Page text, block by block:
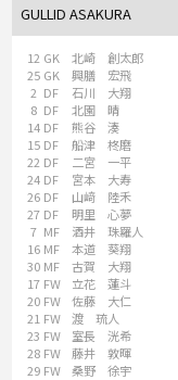
GULLID ASAKURA
12 GK
北崎 創太郎
25 GK
興膳 宏飛
2 DF
石川 大翔
8 DF
北園 晴
14 DF
熊谷 湊
15 DF
船津 柊磨
22 DF
二宮 一平
24 DF
宮本 大寿
26 DF
山﨑 陸禾
27 DF
明里 心夢
7 MF
酒井 珠羅人
16 MF
本道 葵翔
30 MF
古賀 大翔
17 FW
立花 蓮斗
20 FW
佐藤 大仁
21 FW
渡 琉人
23 FW
室長 洸希
28 FW
藤井 敦暉
29 FW 桑野 徐宇